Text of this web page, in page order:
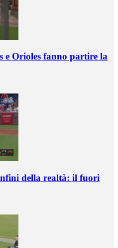
e Orioles fanno partire la
della realtà: il fuori